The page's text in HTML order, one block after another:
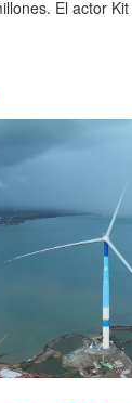
El actor